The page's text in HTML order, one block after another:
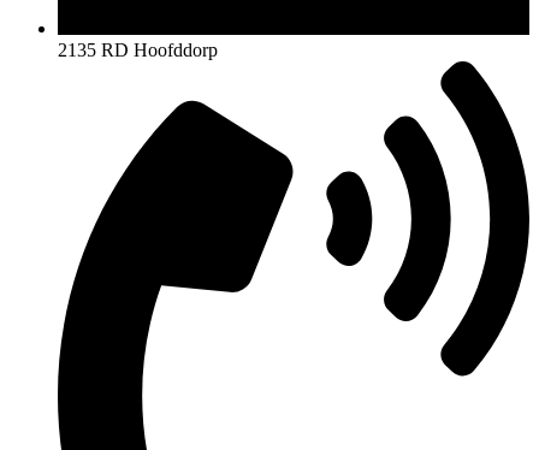
2135 RD Hoofddorp